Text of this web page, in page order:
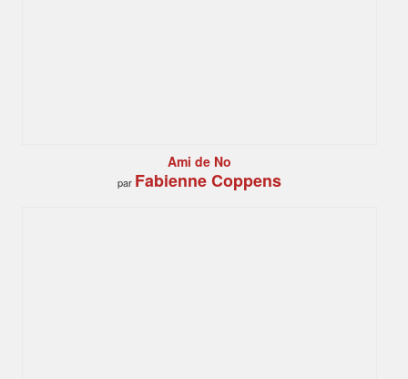
Ami de No
par Fabienne Coppens